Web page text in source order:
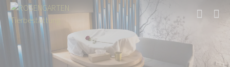
Start Über uns
Aktuelles
Aevum eröffnet vierten Standort in Österreich